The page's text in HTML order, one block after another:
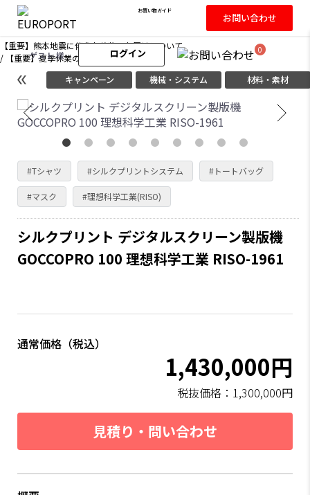
ログイン
ゲスト 様 0
お買い物ガイド
お問い合わせ
【重要】熊本地震に伴うお荷物のお届けについて
/
【重要】夏季休業のお知らせ
キャンペーン
機械・システム 材料・素材
#Tシャツ #シルクプリントシステム #トートバッグ
#マスク #理想科学工業(RISO)
シルクプリント デジタルスクリーン製版機
GOCCOPRO 100 理想科学工業 RISO-1961
通常価格（税込）
1,430,000円
税抜価格： 1,300,000円
見積り・問い合わせ